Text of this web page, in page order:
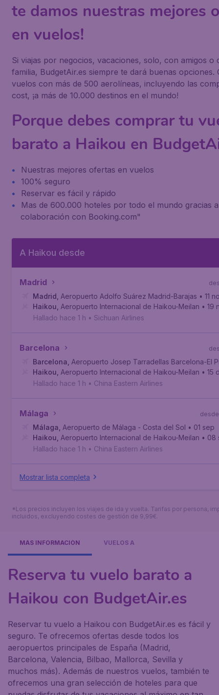
te damos nuestras mejores
en vuelos!
Si viajas por negocios, vacaciones, solo, con amigos o
familia, BudgetAir.es siempre te dará buenas opciones.
vuelos con más de 500 aerolíneas, incluyendo las
cost, ¡a más de 10.000 destinos en el mundo!
Porque debes comprar tu
barato a Haikou en
Nuestras mejores ofertas en vuelos
100% seguro
Reservar es fácil y rápido
Mas de 600.000 hoteles por todo el mundo gracias
colaboración con Booking.com"
A Haikou desde
Madrid
Madrid Aeropuerto Adolfo Suárez Madrid-Barajas • 11
Haikou Aeropuerto Internacional de Haikou-Meilan • 19
Hallado hace 1 h • Sichuan Airlines
Barcelona
Barcelona Aeropuerto Josep Tarradellas Barcelona-El
Haikou Aeropuerto Internacional de Haikou-Meilan • 15
Hallado hace 1 h • China Eastern Airlines
Málaga desde
Málaga Aeropuerto de Málaga - Costa del Sol • 01 sep
Haikou Aeropuerto Internacional de Haikou-Meilan • 08
Hallado hace 1 h • China Eastern Airlines
Mostrar lista completa
*Los precios incluyen los viajes de ida y vuelta. Tarifas por persona,
incluidos, excluyendo costes de gestión de 9,99€.
MÁS INFORMACIÓN VUELOS A
Reserva tu vuelo barato a
Haikou con BudgetAir.es
Reservar tu vuelo a Haikou con BudgetAir.es es fácil y
seguro. Te ofrecemos ofertas desde todos los
aeropuertos principales de España (Madrid,
Barcelona, Valencia, Bilbao, Mallorca, Sevilla y
muchos más). Además de nuestros vuelos, también te
ofrecemos una gran selección de hoteles para que